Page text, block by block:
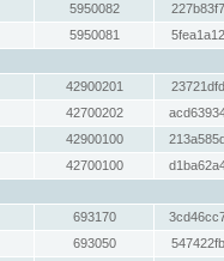
5950082
5950081
42900201
42700202
42900100
42700100
693170
693050